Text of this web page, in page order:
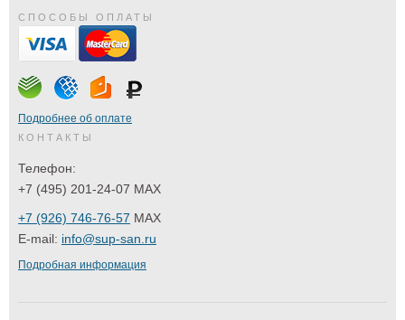
СПОСОБЫ ОПЛАТЫ
Подробнее об оплате
КОНТАКТЫ
Телефон:
+7 (495) 201-24-07 MAX
+7 (926) 746-76-57 MAX
E-mail: info@sup-san.ru
Подробная информация